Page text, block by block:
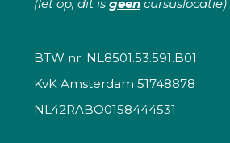
(let op, dit is geen cursuslocatie)
BTW nr: NL8501.53.591.B01
KvK Amsterdam 51748878
NL42RABO0158444531